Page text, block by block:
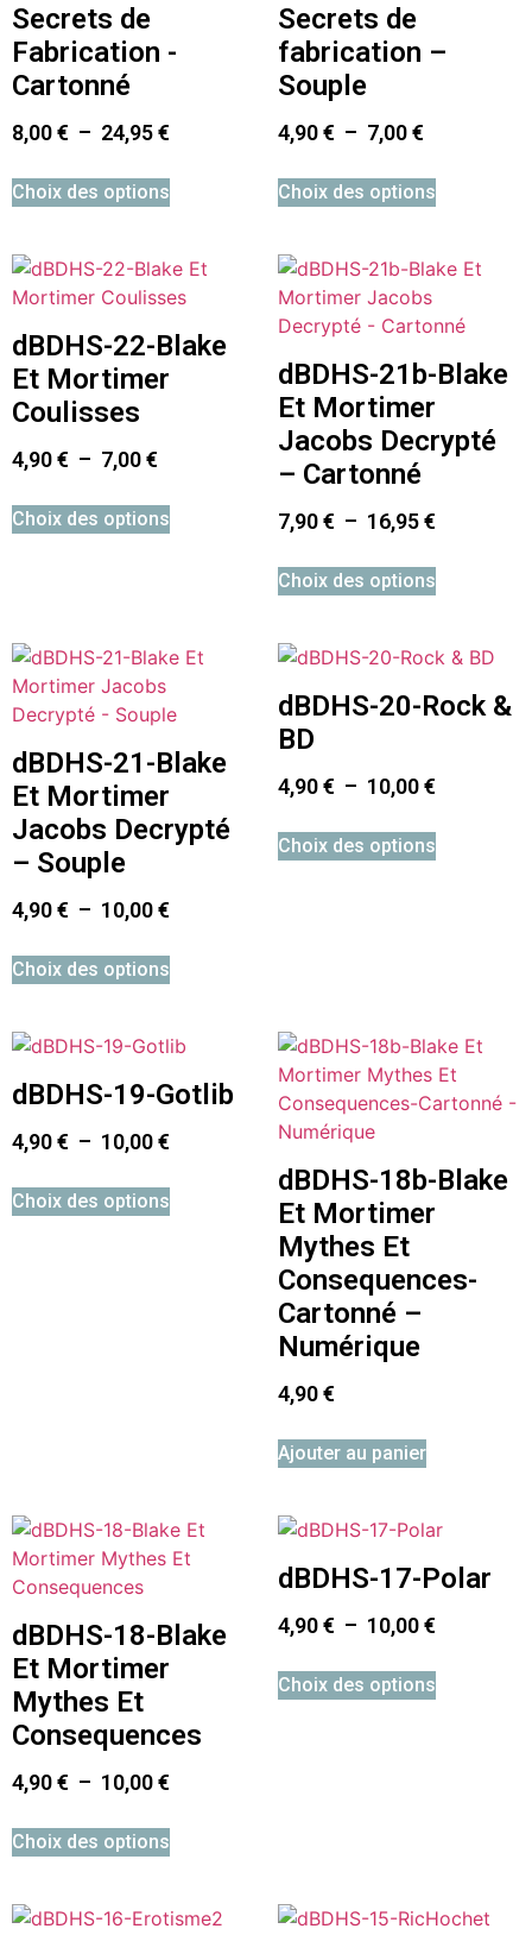
Secrets de
Fabrication -
Cartonné
8,00€ – 24,95€
Choix des options
Secrets de
fabrication –
Souple
4,90€ – 7,00€
Choix des options
dBDHS-22-Blake
Et Mortimer
Coulisses
4,90€ – 7,00€
Choix des options
dBDHS-21b-Blake
Et Mortimer
Jacobs Decrypté
– Cartonné
7,90€ – 16,95€
Choix des options
dBDHS-21-Blake
Et Mortimer
Jacobs Decrypté
– Souple
4,90€ – 10,00€
Choix des options
dBDHS-20-Rock &
BD
4,90€ – 10,00€
Choix des options
dBDHS-19-Gotlib
4,90€ – 10,00€
Choix des options
dBDHS-18b-Blake
Et Mortimer
Mythes Et
Consequences-
Cartonné –
Numérique
4,90€
Ajouter au panier
dBDHS-18-Blake
Et Mortimer
Mythes Et
Consequences
4,90€ – 10,00€
Choix des options
dBDHS-17-Polar
4,90€ – 10,00€
Choix des options